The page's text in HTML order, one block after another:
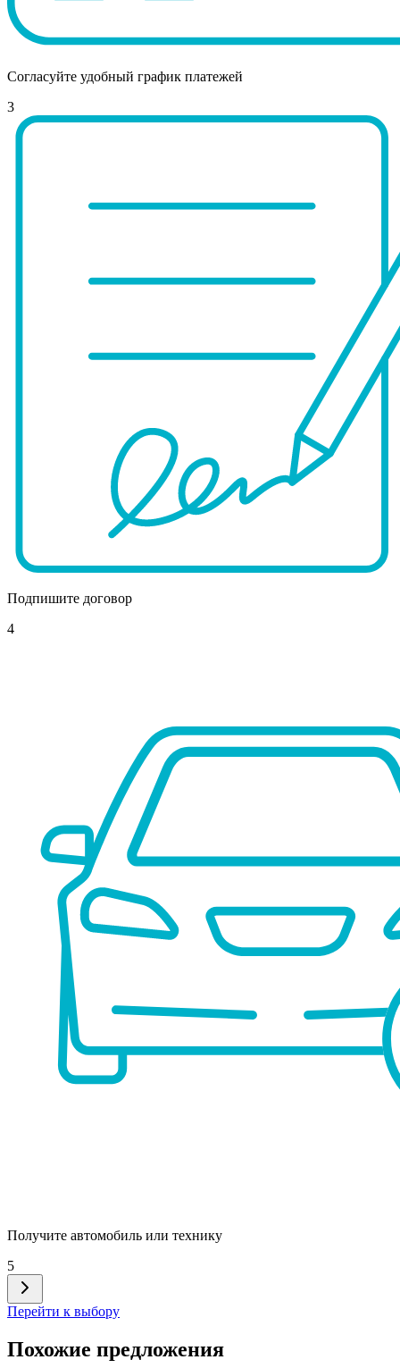
Согласуйте удобный график платежей
3
Подпишите договор
4
Получите автомобиль или технику
5
Перейти к выбору
Похожие предложения